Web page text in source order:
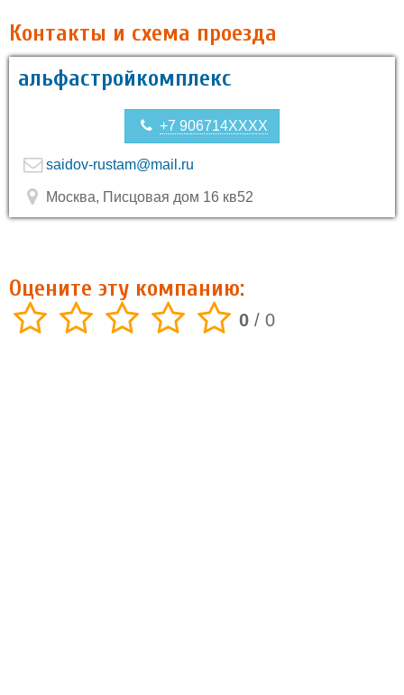
Контакты и схема проезда
альфастройкомплекс
+7 906714XXXX
saidov-rustam@mail.ru
Москва, Писцовая дом 16 кв52
Оцените эту компанию:
0 / 0